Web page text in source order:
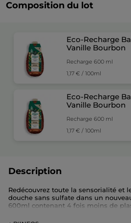
Composition du lot
Eco-Recharge
Vanille Bourbon
Recharge 600 ml
1,17 € / 100ml
Eco-Recharge
Vanille Bourbon
Recharge 600 ml
1,17 € / 100ml
Description
Redécouvrez toute la sensorialité et
douche sans sulfate dans un
600ml contenant 4 fois moins de